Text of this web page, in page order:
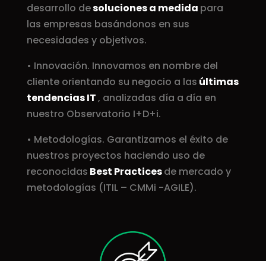
desarrollo desoluciones a medida para
las empresas basándonos en sus
necesidades y objetivos.
• Innovación. Innovamos en nombre del
cliente orientando su negocio a las últimas
tendencias IT, analizadas día a día en
nuestro Observatorio I+D+i.
• Metodologías. Garantizamos el éxito de
nuestros proyectos haciendo uso de
reconocidas Best Practicesde mercado y
metodologías (ITIL – CMMi -AGILE).